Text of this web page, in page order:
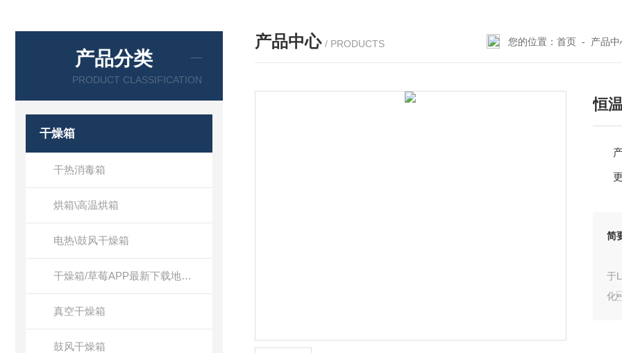
产品分类
PRODUCT CLASSIFICATION
干燥箱
干热消毒箱
烘箱\高温烘箱
电热\鼓风干燥箱
干燥箱/草莓APP最新下载地址二用箱
真空干燥箱
鼓风干燥箱
产品中心 / PRODUCTS 您的位置： 首页- 产品中
恒
简
于
化